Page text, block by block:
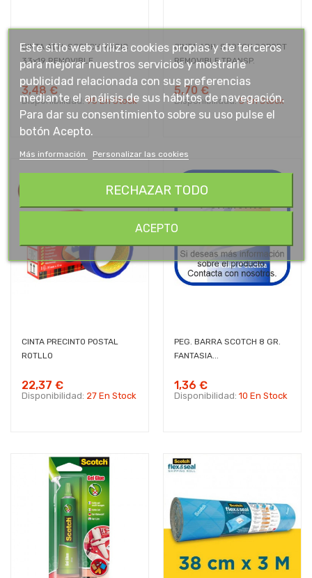
CINTA ADH. SCOTCH MAGIC
33x19 REMOVIBLE
3,48 €
Disponibilidad:95 En Stock
CINTA ADH. SCOTCH SOPORT
REMOVIBLE TRANSP.
5,70 €
Disponibilidad:5 En Stock
CINTA PRECINTO POSTAL
ROTLLO
22,37 €
Disponibilidad: 27 En Stock
PEG. BARRA SCOTCH 8 GR.
FANTASIA...
1,36 €
Disponibilidad: 10 En Stock
Este sitio web utiliza cookies propias y de terceros
para mejorar nuestros servicios y mostrarle
publicidad relacionada con sus preferencias
mediante el análisis de sus hábitos de navegación.
Para dar su consentimiento sobre su uso pulse el
botón Acepto.
Más información Personalizar las cookies
RECHAZAR TODO
ACEPTO